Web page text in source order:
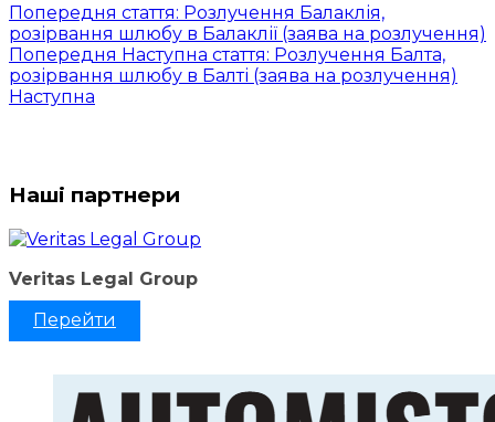
Попередня стаття: Розлучення Балаклія,
розірвання шлюбу в Балаклії (заява на розлучення)
Попередня Наступна стаття: Розлучення Балта,
розірвання шлюбу в Балті (заява на розлучення)
Наступна
Наші партнери
Veritas Legal Group
Перейти